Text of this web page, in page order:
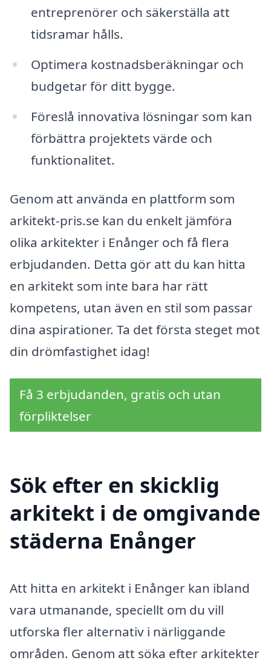
entreprenörer och säkerställa att
tidsramar hålls.
Optimera kostnadsberäkningar och
budgetar för ditt bygge.
Föreslå innovativa lösningar som kan
förbättra projektets värde och
funktionalitet.
Genom att använda en plattform som
arkitekt-pris.se kan du enkelt jämföra
olika arkitekter i Enånger och få flera
erbjudanden. Detta gör att du kan hitta
en arkitekt som inte bara har rätt
kompetens, utan även en stil som passar
dina aspirationer. Ta det första steget mot
din drömfastighet idag!
Få 3 erbjudanden, gratis och utan
förpliktelser
Sök efter en skicklig
arkitekt i de omgivande
städerna Enånger
Att hitta en arkitekt i Enånger kan ibland
vara utmanande, speciellt om du vill
utforska fler alternativ i närliggande
områden. Genom att söka efter arkitekter